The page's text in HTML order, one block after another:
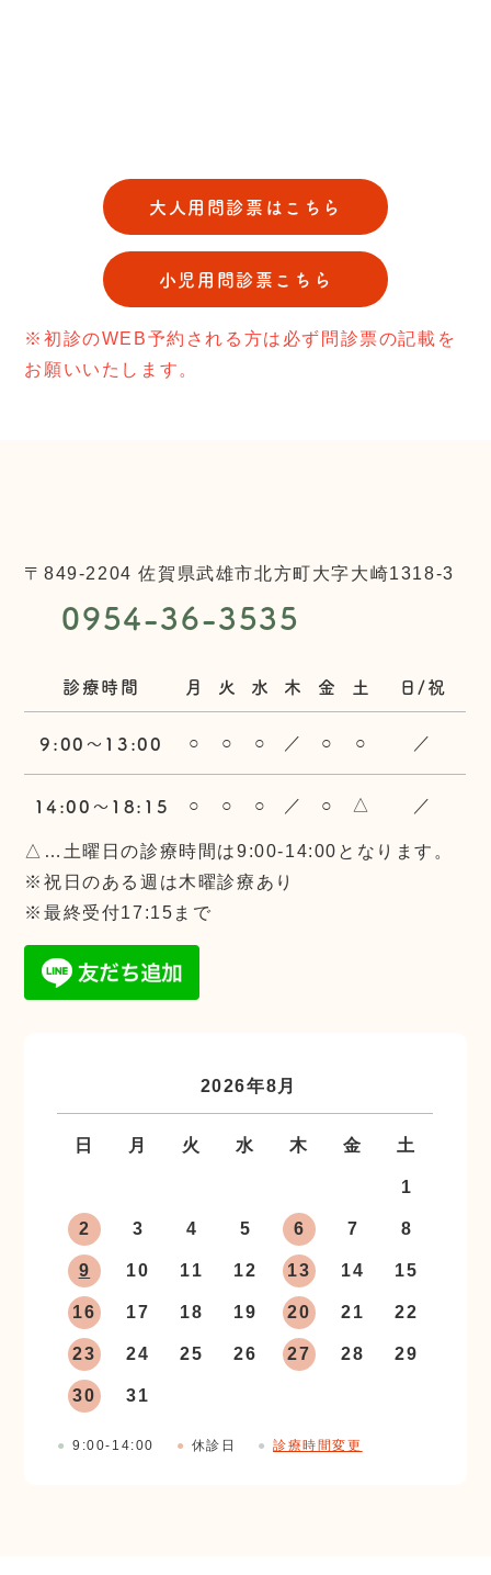
大人用問診票はこちら
小児用問診票こちら
※初診のWEB予約される方は必ず問診票の記載を
お願いいたします。
〒849-2204 佐賀県武雄市北方町大字大崎1318-3
0954-36-3535
診療時間 月 火 水 木 金 土 日/祝
9:00〜13:00 ○ ○ ○ ／ ○ ○ ／
14:00〜18:15 ○ ○ ○ ／ ○ △ ／
△…土曜日の診療時間は9:00-14:00となります。
※祝日のある週は木曜診療あり
※最終受付17:15まで
«
2026年8月
日 月 火 水 木 金 土
1
2 3 4 5 6 7 8
9 10 11 12 13 14 15
16 17 18 19 20 21 22
23 24 25 26 27 28 29
30 31
● 9:00-14:00 ● 休診日 ● 診療時間変更